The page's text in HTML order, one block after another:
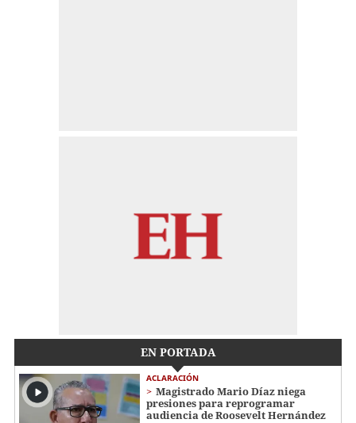
EN PORTADA
ACLARACIÓN
Magistrado Mario Díaz niega
presiones para reprogramar
audiencia de Roosevelt Hernández